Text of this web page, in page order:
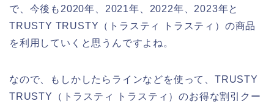
で、今後も2020年、2021年、2022年、2023年と
TRUSTY TRUSTY（トラスティ トラスティ）の商品
を利用していくと思うんですよね。
なので、もしかしたらラインなどを使って、TRUSTY
TRUSTY（トラスティ トラスティ）のお得な割引クー